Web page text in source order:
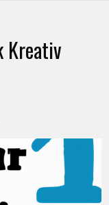
Kreativ